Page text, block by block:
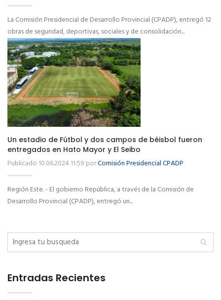
La Comisión Presidencial de Desarrollo Provincial (CPADP), entregó 12
obras de seguridad, deportivas, sociales y de consolidación...
Un estadio de Fútbol y dos campos de béisbol fueron
entregados en Hato Mayor y El Seibo
Publicado 10.06.2024 11:59 porComisión Presidencial CPADP
Región Este. - El gobierno República, a través de la Comisión de
Desarrollo Provincial (CPADP), entregó un...
Entradas Recientes